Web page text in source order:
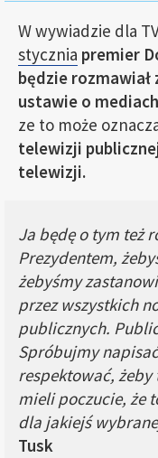
W wywiadzie dla
stycznia premier
będzie
ustawie o
ze to może
telewizji
telewizji.
Ja będę o tym też
Prezydentem,
żebyśmy
przez wszystkich
publicznych.
Spróbujmy
respektować, żeby
mieli poczucie, że
dla jakiejś
Tusk